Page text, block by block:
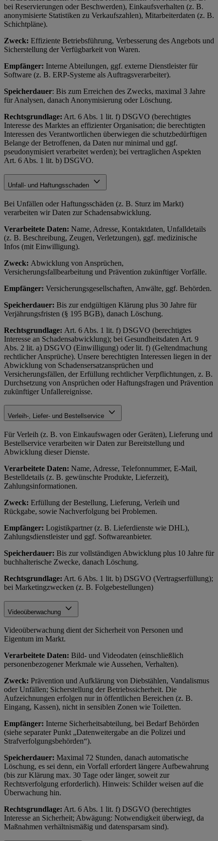
bei Reservierungen oder Beschwerden), Einkaufsverhalten (z. B.
anonymisierte Statistiken zu Verkaufszahlen), Mitarbeiterdaten (z. B.
Schichtpläne).
Zweck: Effiziente Betriebsführung, Verbesserung des Angebots und
Sicherstellung der Verfügbarkeit von Waren.
Empfänger: Interne Abteilungen, ggf. externe Dienstleister für
Software (z. B. ERP-Systeme als Auftragsverarbeiter).
Speicherdauer: Bis zum Erreichen des Zwecks, maximal 3 Jahre
für Analysen, danach Anonymisierung oder Löschung.
Rechtsgrundlage: Art. 6 Abs. 1 lit. f) DSGVO (berechtigtes
Interesse des Marktes an effizienter Organisation; die berechtigten
Interessen des Verantwortlichen überwiegen die schutzbedürftigen
Belange der Betroffenen, da Daten nur minimal und ggf.
pseudonymisiert verarbeitet werden); bei vertraglichen Aspekten
Art. 6 Abs. 1 lit. b) DSGVO.
Unfall- und Haftungsschaden
Bei Unfällen oder Haftungsschäden (z. B. Sturz im Markt)
verarbeiten wir Daten zur Schadensabwicklung.
Verarbeitete Daten: Name, Adresse, Kontaktdaten, Unfalldetails
(z. B. Beschreibung, Zeugen, Verletzungen), ggf. medizinische
Infos (mit Einwilligung).
Zweck: Abwicklung von Ansprüchen,
Versicherungsfallbearbeitung und Prävention zukünftiger Vorfälle.
Empfänger: Versicherungsgesellschaften, Anwälte, ggf. Behörden.
Speicherdauer: Bis zur endgültigen Klärung plus 30 Jahre für
Verjährungsfristen (§ 195 BGB), danach Löschung.
Rechtsgrundlage: Art. 6 Abs. 1 lit. f) DSGVO (berechtigtes
Interesse an Schadensabwicklung); bei Gesundheitsdaten Art. 9
Abs. 2 lit. a) DSGVO (Einwilligung) oder lit. f) (Geltendmachung
rechtlicher Ansprüche). Unsere berechtigten Interessen liegen in der
Abwicklung von Schadensersatzansprüchen und
Versicherungsfällen, der Erfüllung rechtlicher Verpflichtungen, z. B.
Durchsetzung von Ansprüchen oder Haftungsfragen und Prävention
zukünftiger Unfallereignisse.
Verleih-, Liefer- und Bestellservice
Für Verleih (z. B. von Einkaufswagen oder Geräten), Lieferung und
Bestellservice verarbeiten wir Daten zur Bereitstellung und
Abwicklung dieser Dienste.
Verarbeitete Daten: Name, Adresse, Telefonnummer, E-Mail,
Bestelldetails (z. B. gewünschte Produkte, Lieferzeit),
Zahlungsinformationen.
Zweck: Erfüllung der Bestellung, Lieferung, Verleih und
Rückgabe, sowie Nachverfolgung bei Problemen.
Empfänger: Logistikpartner (z. B. Lieferdienste wie DHL),
Zahlungsdienstleister und ggf. Softwareanbieter.
Speicherdauer: Bis zur vollständigen Abwicklung plus 10 Jahre für
buchhalterische Zwecke, danach Löschung.
Rechtsgrundlage: Art. 6 Abs. 1 lit. b) DSGVO (Vertragserfüllung);
bei Marketingzwecken (z. B. Folgebestellungen)
Videoüberwachung
Videoüberwachung dient der Sicherheit von Personen und
Eigentum im Markt.
Verarbeitete Daten: Bild- und Videodaten (einschließlich
personenbezogener Merkmale wie Aussehen, Verhalten).
Zweck: Prävention und Aufklärung von Diebstählen, Vandalismus
oder Unfällen; Sicherstellung der Betriebssicherheit. Die
Aufzeichnungen erfolgen nur in öffentlichen Bereichen (z. B.
Eingang, Kassen), nicht in sensiblen Zonen wie Toiletten.
Empfänger: Interne Sicherheitsabteilung, bei Bedarf Behörden
(siehe separater Punkt „Datenweitergabe an die Polizei und
Strafverfolgungsbehörden“).
Speicherdauer: Maximal 72 Stunden, danach automatische
Löschung, es sei denn, ein Vorfall erfordert längere Aufbewahrung
(bis zur Klärung max. 30 Tage oder länger, soweit zur
Rechtsverfolgung erforderlich). Hinweis: Schilder weisen auf die
Überwachung hin.
Rechtsgrundlage: Art. 6 Abs. 1 lit. f) DSGVO (berechtigtes
Interesse an Sicherheit; Abwägung: Notwendigkeit überwiegt, da
Maßnahmen verhältnismäßig und datensparsam sind).